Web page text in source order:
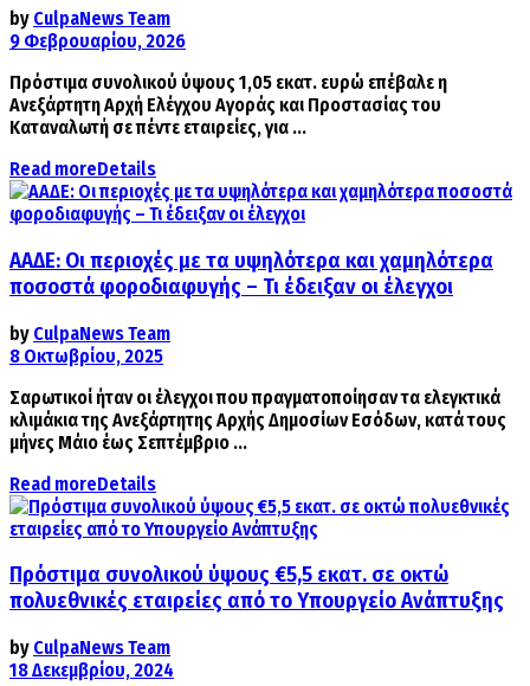
by CulpaNews Team
9 Φεβρουαρίου, 2026
Πρόστιμα συνολικού ύψους 1,05 εκατ. ευρώ επέβαλε η
Ανεξάρτητη Αρχή Ελέγχου Αγοράς και Προστασίας του
Καταναλωτή σε πέντε εταιρείες, για ...
Read moreDetails
ΑΑΔΕ: Οι περιοχές με τα υψηλότερα και χαμηλότερα
ποσοστά φοροδιαφυγής – Τι έδειξαν οι έλεγχοι
by CulpaNews Team
8 Οκτωβρίου, 2025
Σαρωτικοί ήταν οι έλεγχοι που πραγματοποίησαν τα ελεγκτικά
κλιμάκια της Ανεξάρτητης Αρχής Δημοσίων Εσόδων, κατά τους
μήνες Μάιο έως Σεπτέμβριο ...
Read moreDetails
Πρόστιμα συνολικού ύψους €5,5 εκατ. σε οκτώ
πολυεθνικές εταιρείες από το Υπουργείο Ανάπτυξης
by CulpaNews Team
18 Δεκεμβρίου, 2024